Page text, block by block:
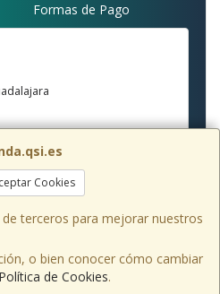
Cookies
terceros para mejorar nuestros
o bien conocer cómo cambiar
Política de Cookies.
Formas de Pago
B19118157 - Tfno: